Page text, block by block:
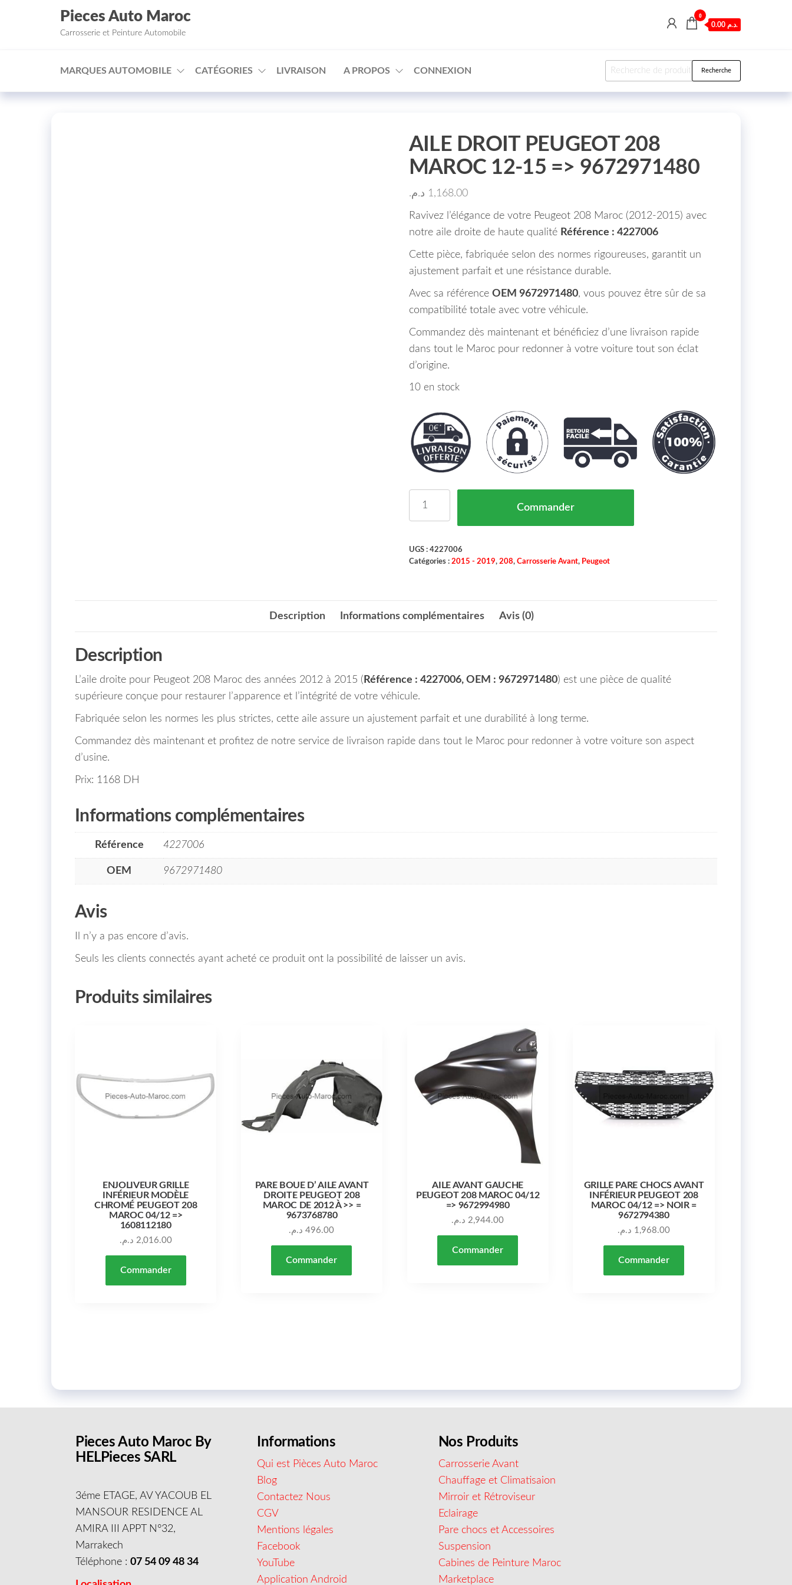
□
Aller au contenu
Pieces Auto Maroc
Carrosserie et Peinture Automobile
0
0.00 د.م.
MARQUES AUTOMOBILE CATÉGORIES LIVRAISON A PROPOS CONNEXION Recherche pour : Recherche
AILE DROIT PEUGEOT 208
MAROC 12-15 => 9672971480
1,168.00 د.م.
Ravivez l’élégance de votre Peugeot 208 Maroc (2012-2015) avec
notre aile droite de haute qualité Référence : 4227006
Cette pièce, fabriquée selon des normes rigoureuses, garantit un
ajustement parfait et une résistance durable.
Avec sa référence OEM 9672971480, vous pouvez être sûr de sa
compatibilité totale avec votre véhicule.
Commandez dès maintenant et bénéficiez d’une livraison rapide
dans tout le Maroc pour redonner à votre voiture tout son éclat
d’origine.
10 en stock
Commander
UGS : 4227006
Catégories : 2015 - 2019, 208, Carrosserie Avant, Peugeot
Description Informations complémentaires Avis (0)
Description
L’aile droite pour Peugeot 208 Maroc des années 2012 à 2015 ( Référence : 4227006, OEM : 9672971480) est une pièce de qualité
supérieure conçue pour restaurer l’apparence et l’intégrité de votre véhicule.
Fabriquée selon les normes les plus strictes, cette aile assure un ajustement parfait et une durabilité à long terme.
Commandez dès maintenant et profitez de notre service de livraison rapide dans tout le Maroc pour redonner à votre voiture son aspect
d’usine.
Prix: 1168 DH
Informations complémentaires
Référence 4227006
OEM 9672971480
Avis
Il n’y a pas encore d’avis.
Seuls les clients connectés ayant acheté ce produit ont la possibilité de laisser un avis.
Produits similaires
ENJOLIVEUR GRILLE
INFÉRIEUR MODÈLE
CHROMÉ PEUGEOT 208
MAROC 04/12 =>
1608112180
2,016.00 د.م.
Commander
PARE BOUE D’ AILE AVANT
DROITE PEUGEOT 208
MAROC DE 2012 À >> =
9673768780
496.00 د.م.
Commander
AILE AVANT GAUCHE
PEUGEOT 208 MAROC 04/12
=> 9672994980
2,944.00 د.م.
Commander
GRILLE PARE CHOCS AVANT
INFÉRIEUR PEUGEOT 208
MAROC 04/12 => NOIR =
9672794380
1,968.00 د.م.
Commander
Pieces Auto Maroc By
HELPieces SARL
3éme ETAGE, AV YACOUB EL
MANSOUR RESIDENCE AL
AMIRA III APPT N°32,
Marrakech
Téléphone :07 54 09 48 34
Informations
Qui est Pièces Auto Maroc
Blog
Contactez Nous
CGV
Mentions légales
Facebook
YouTube
Application Android
Nos Produits
Carrosserie Avant
Chauffage et Climatisaion
Mirroir et Rétroviseur
Eclairage
Pare chocs et Accessoires
Suspension
Cabines de Peinture Maroc
Marketplace